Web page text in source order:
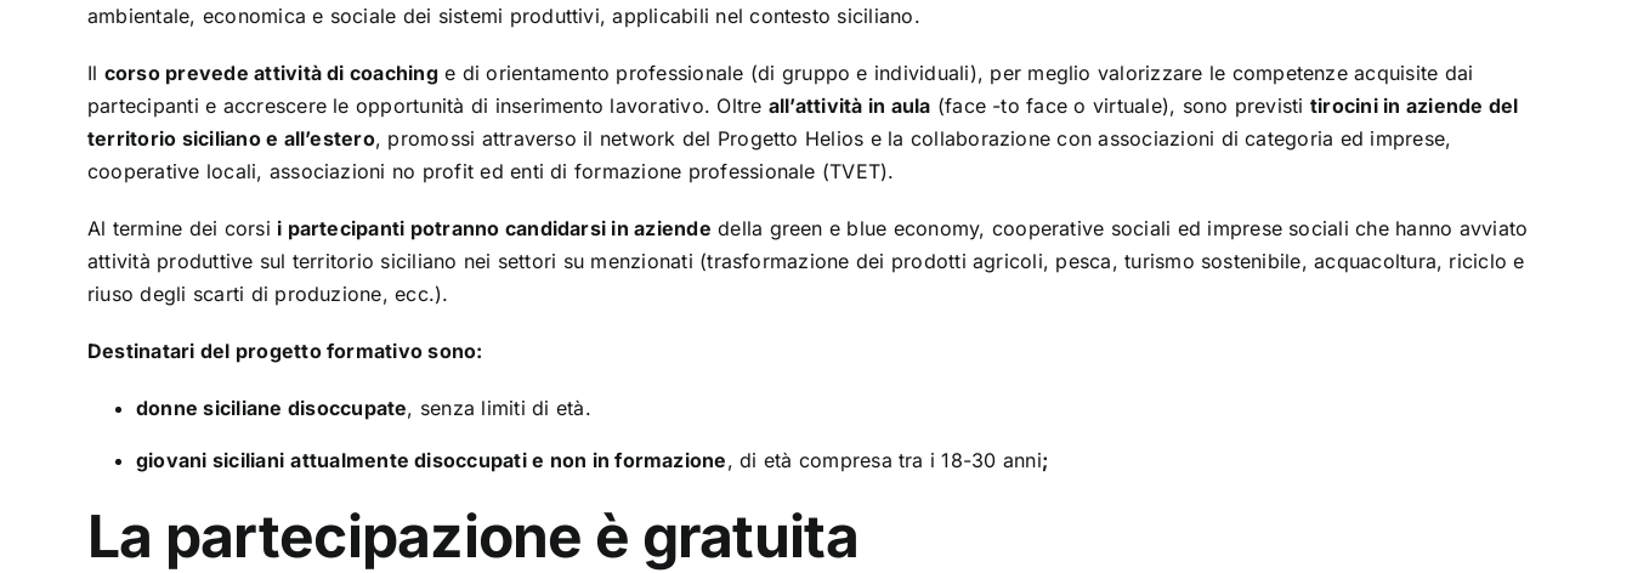
ambientale, economica e sociale dei sistemi produttivi, applicabili nel contesto siciliano.
Il corso prevede attività di coachinge di orientamento professionale (di gruppo e individuali), per meglio valorizzare le competenze acquisite dai
partecipanti e accrescere le opportunità di inserimento lavorativo. Oltre all’attività in aula (face -to face o virtuale), sono previsti tirocini in aziende del
territorio siciliano e all’estero, promossi attraverso il network del Progetto Helios e la collaborazione con associazioni di categoria ed imprese,
cooperative locali, associazioni no profit ed enti di formazione professionale (TVET).
Al termine dei corsi i partecipanti potranno candidarsi in aziende della green e blue economy, cooperative sociali ed imprese sociali che hanno avviato
attività produttive sul territorio siciliano nei settori su menzionati (trasformazione dei prodotti agricoli, pesca, turismo sostenibile, acquacoltura, riciclo e
riuso degli scarti di produzione, ecc.).
Destinatari del progetto formativo sono:
donne siciliane disoccupate, senza limiti di età.
giovani siciliani attualmente disoccupati e non in formazione, di età compresa tra i 18-30 anni;
La partecipazione è gratuita